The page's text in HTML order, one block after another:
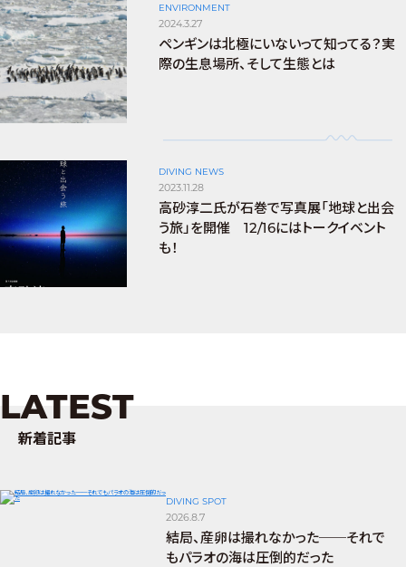
ENVIRONMENT
2024.3.27
ペンギンは北極にいないって知ってる？実
際の生息場所、そして生態とは
DIVING NEWS
2023.11.28
高砂淳二氏が石巻で写真展「地球と出会
う旅」を開催 12/16にはトークイベント
も！
LATEST
新着記事
DIVING SPOT
2026.8.7
結局、産卵は撮れなかった──それで
もパラオの海は圧倒的だった